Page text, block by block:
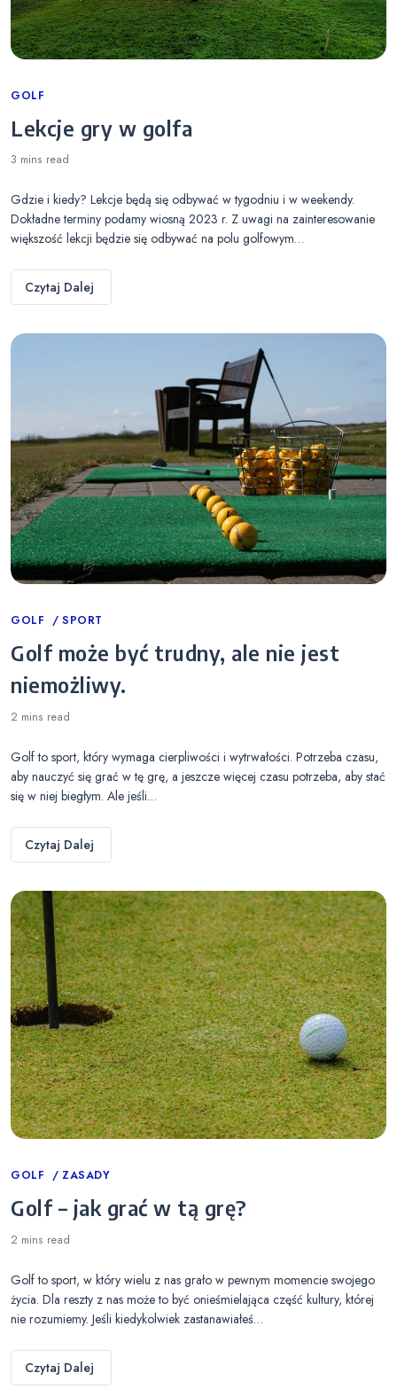
Categories
GOLF
Lekcje gry w golfa
3 mins read
Gdzie i kiedy? Lekcje będą się odbywać w tygodniu i w weekendy.
Dokładne terminy podamy wiosną 2023 r. Z uwagi na zainteresowanie
większość lekcji będzie się odbywać na polu golfowym…
Czytaj Dalej
Categories
GOLF SPORT
Golf może być trudny, ale nie jest
niemożliwy.
2 mins read
Golf to sport, który wymaga cierpliwości i wytrwałości. Potrzeba czasu,
aby nauczyć się grać w tę grę, a jeszcze więcej czasu potrzeba, aby stać
się w niej biegłym. Ale jeśli…
Czytaj Dalej
Categories
GOLF ZASADY
Golf – jak grać w tą grę?
2 mins read
Golf to sport, w który wielu z nas grało w pewnym momencie swojego
życia. Dla reszty z nas może to być onieśmielająca część kultury, której
nie rozumiemy. Jeśli kiedykolwiek zastanawiałeś…
Czytaj Dalej